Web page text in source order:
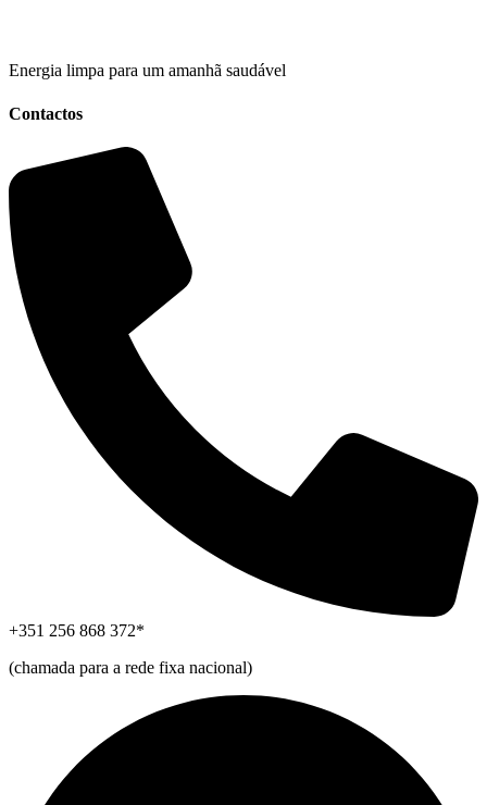
Energia limpa para um amanhã saudável
Contactos
+351 256 868 372*
(chamada para a rede fixa nacional)